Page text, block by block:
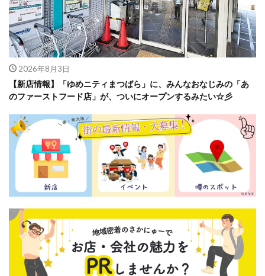
2026年8月3日
【新店情報】「ゆめニティまつばら」に、みんなおなじみの「あ
のファーストフード店」が、ついにオープンするみたい☆彡